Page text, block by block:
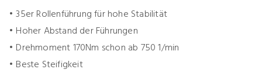
• 35er Rollenführung für hohe Stabilität
• Hoher Abstand der Führungen
• Drehmoment 170Nm schon ab 750 1/min
• Beste Steifigkeit